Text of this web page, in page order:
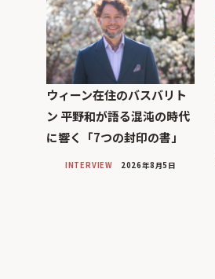
ウィーン在住のバスバリト
ン 平野和が語る混沌の時代
に響く「7つの封印の書」
INTERVIEW 2026年8月5日